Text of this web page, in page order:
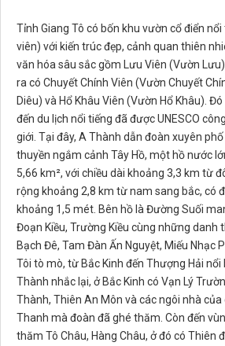
Tỉnh Giang Tô có bốn khu vườn cổ điển
viên) với kiến trúc đẹp, cảnh quan thiên
văn hóa sâu sắc gồm Lưu Viên (Vườn
ra có Chuyết Chính Viên (Vườn Chuyết
Diêu) và Hổ Khâu Viên (Vườn Hổ Khâu).
đến du lịch nổi tiếng đã được UNESCO
giới. Tại đây, A Thành dẫn đoàn xuyên
thuyền ngắm cảnh Tây Hồ, một hồ nước
5,66 km², với chiều dài khoảng 3,3 km từ
rộng khoảng 2,8 km từ nam sang bắc, có
khoảng 1,5 mét. Bên hồ là Đường Suối
Đoạn Kiều, Trường Kiều cùng những danh
Bạch Đê, Tam Đàn Ấn Nguyệt, Miếu Nhạc
Tôi tò mò, từ Bắc Kinh đến Thượng Hải
Thành nhắc lại, ở Bắc Kinh có Vạn Lý
Thành, Thiên An Môn và các ngôi nhà
Thanh mà đoàn đã ghé thăm. Còn đến
thăm Tô Châu, Hàng Châu, ở đó có Thiên